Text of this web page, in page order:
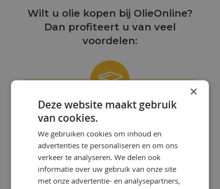
Wilt u olie kopen bij OlieOnline?
Dan profiteert u van veel
voordelen:
ONZE KENNIS IS UW KRACHT!
van gepassioneerde smeermiddelen-
specialisten met uitgebreide kennis en
ervaring.
×
Deze website maakt gebruik
van cookies.
We gebruiken cookies om inhoud en
advertenties te personaliseren en om ons
verkeer te analyseren. We delen ook
informatie over uw gebruik van onze site
met onze advertentie- en analysepartners,